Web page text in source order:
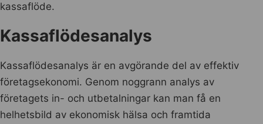
kassaflöde.
Kassaflödesanalys
Kassaflödesanalys är en avgörande del av effektiv
företagsekonomi. Genom noggrann analys av
företagets in- och utbetalningar kan man få en
helhetsbild av ekonomisk hälsa och framtida